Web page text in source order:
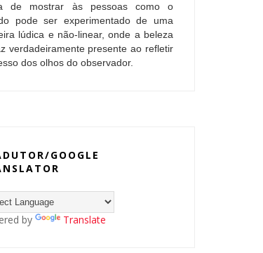
de mostrar às pessoas como o
pode ser experimentado de uma
lúdica e não-linear, onde a beleza
verdadeiramente presente ao refletir
dos olhos do observador.
GOOGLE
by Translate